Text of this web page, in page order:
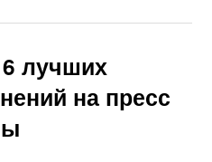
лучших
на пресс